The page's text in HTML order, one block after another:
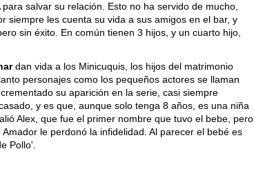
salvar su relación. Esto no ha servido de mucho,
siempre les cuenta su vida a sus amigos en el bar, y
sin éxito. En común tienen 3 hijos, y un cuarto hijo,
dan vida a los Minicuquis, los hijos del matrimonio
personajes como los pequeños actores se llaman
su aparición en la serie, casi siempre
y es que, aunque solo tenga 8 años, es una niña
Alex, que fue el primer nombre que tuvo el bebe, pero
le perdonó la infidelidad. Al parecer el bebé es
Pollo'.